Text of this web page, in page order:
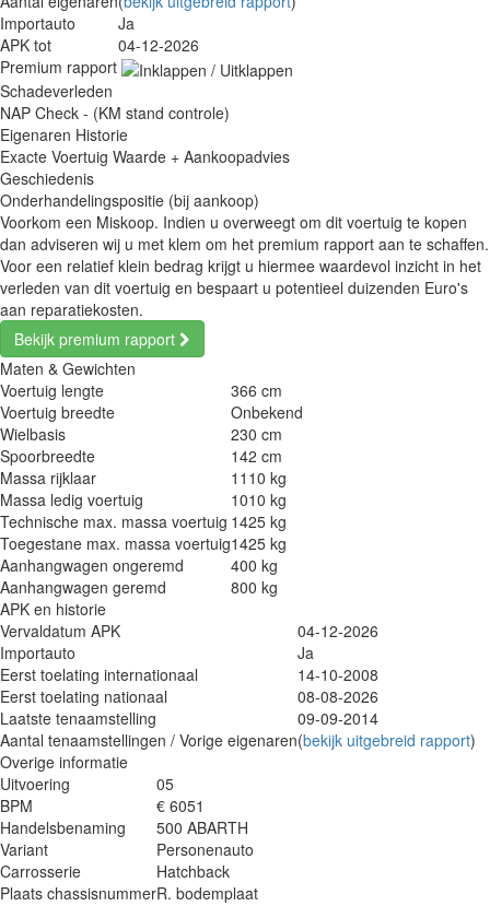
Importauto
Ja
APK tot
04-12-2026
Premium rapport
Schadeverleden
NAP Check - (KM stand controle)
Eigenaren Historie
Exacte Voertuig Waarde + Aankoopadvies
Geschiedenis
Onderhandelingspositie (bij aankoop)
Voorkom een Miskoop. Indien u overweegt om dit voertuig te kopen
dan adviseren wij u met klem om het premium rapport aan te schaffen.
Voor een relatief klein bedrag krijgt u hiermee waardevol inzicht in het
verleden van dit voertuig en bespaart u potentieel duizenden Euro's
aan reparatiekosten.
Bekijk premium rapport
Maten & Gewichten
Voertuig lengte
366 cm
Voertuig breedte
Onbekend
Wielbasis
230 cm
Spoorbreedte
142 cm
Massa rijklaar
1110 kg
Massa ledig voertuig
1010 kg
Technische max. massa voertuig 1425 kg
Toegestane max. massa voertuig1425 kg
Aanhangwagen ongeremd
400 kg
Aanhangwagen geremd
800 kg
APK en historie
Vervaldatum APK
04-12-2026
Importauto
Ja
Eerst toelating internationaal
14-10-2008
Eerst toelating nationaal
08-08-2026
Laatste tenaamstelling
09-09-2014
Aantal tenaamstellingen / Vorige eigenaren(bekijk uitgebreid rapport)
Overige informatie
Uitvoering
05
BPM
€ 6051
Handelsbenaming
500 ABARTH
Variant
Personenauto
Carrosserie
Hatchback
Plaats chassisnummerR. bodemplaat